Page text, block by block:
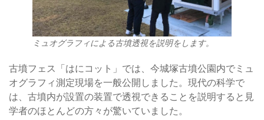
ミュオグラフィによる古墳透視を説明をします。
古墳フェス「はにコット」では、今城塚古墳公園内でミュ
オグラフィ測定現場を一般公開しました。現代の科学で
は、古墳内が設置の装置で透視できることを説明すると見
学者のほとんどの方々が驚いていました。